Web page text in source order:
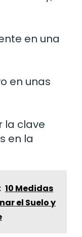
en una
en unas
la clave
en la
10 Medidas
el Suelo y